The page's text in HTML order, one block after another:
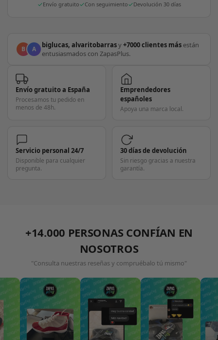
Envío gratuito Con seguimiento Devolución 30 días
B A biglucas, alvaritobarrasy+7000 clientes más están
entusiasmados con ZapasPlus.
Envío gratuito a España
Procesamos tu pedido en
menos de 48h.
Emprendedores
españoles
Apoya una marca local.
Servicio personal 24/7
Disponible para cualquier
pregunta.
30 días de devolución
Sin riesgo gracias a nuestra
garantía.
+14.000 PERSONAS CONFÍAN EN
NOSOTROS
"Consulta nuestras reseñas y compruébalo tú mismo"